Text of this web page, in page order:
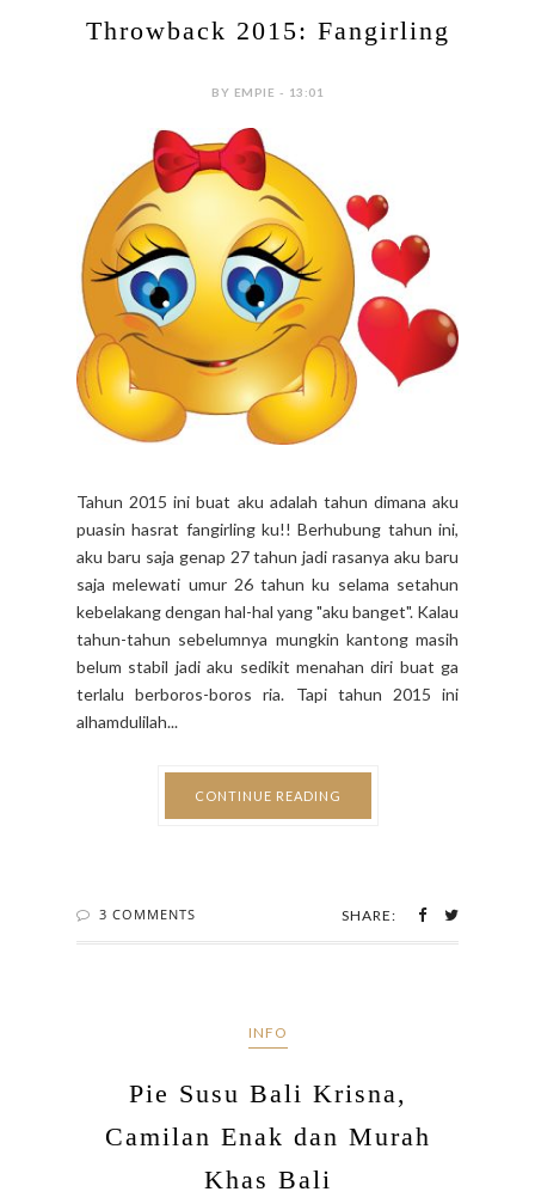
Throwback 2015: Fangirling
BY EMPIE - 13:01
Tahun 2015 ini buat aku adalah tahun dimana aku
puasin hasrat fangirling ku!! Berhubung tahun ini,
aku baru saja genap 27 tahun jadi rasanya aku baru
saja melewati umur 26 tahun ku selama setahun
kebelakang dengan hal-hal yang "aku banget". Kalau
tahun-tahun sebelumnya mungkin kantong masih
belum stabil jadi aku sedikit menahan diri buat ga
terlalu berboros-boros ria. Tapi tahun 2015 ini
alhamdulilah...
CONTINUE READING
3 COMMENTS SHARE:
INFO
Pie Susu Bali Krisna,
Camilan Enak dan Murah
Khas Bali